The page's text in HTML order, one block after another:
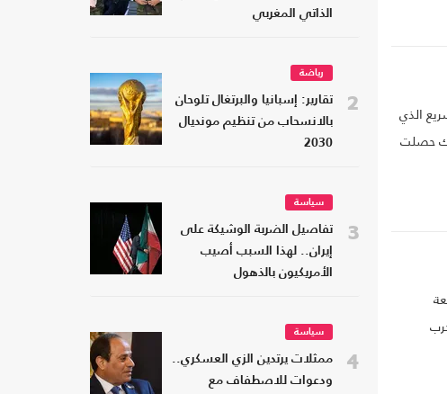
الذي
حصلت
الذاتي المغربي
2
رياضة
تقارير: إسبانيا والبرتغال تلوحان
بالانسحاب من تنظيم مونديال
2030
3
سياسة
تفاصيل الضربة الوشيكة على
إيران.. لهذا السبب أصيب
الأمريكيون بالذهول
4
سياسة
ممثلات يرتدين الزي العسكري..
ودعوات للاصطفاف مع